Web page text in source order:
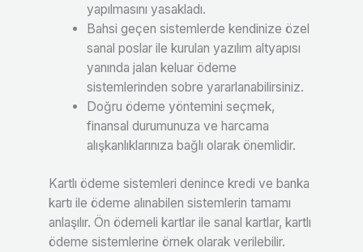
yapılmasını yasakladı.
Bahsi geçen sistemlerde kendinize özel
sanal poslar ile kurulan yazılım altyapısı
yanında jalan keluar ödeme
sistemlerinden sobre yararlanabilirsiniz.
Doğru ödeme yöntemini seçmek,
finansal durumunuza ve harcama
alışkanlıklarınıza bağlı olarak önemlidir.
Kartlı ödeme sistemleri denince kredi ve banka
kartı ile ödeme alınabilen sistemlerin tamamı
anlaşılır. Ön ödemeli kartlar ile sanal kartlar, kartlı
ödeme sistemlerine örnek olarak verilebilir.